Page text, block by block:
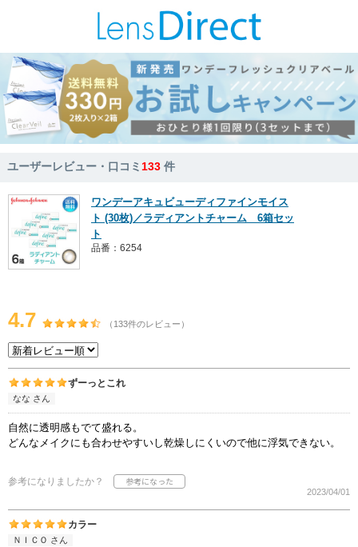
ユーザーレビュー・口コミ133 件
ワンデーアキュビューディファインモイス
ト (30枚)／ラディアントチャーム 6箱セッ
ト
品番：6254
4.7 （133件のレビュー）
ずーっとこれ
なな さん
自然に透明感もでて盛れる。
どんなメイクにも合わせやすいし乾燥しにくいので他に浮気できない。
参考になりましたか？
2023/04/01
カラー
ＮＩＣＯ さん